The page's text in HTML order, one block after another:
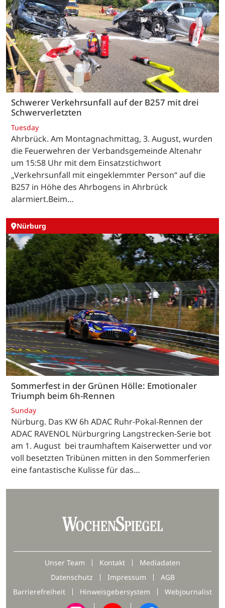
Schwerer Verkehrsunfall auf der B257 mit drei
Schwerverletzten
Tuesday
Ahrbrück. Am Montagnachmittag, 3. August, wurden
die Feuerwehren der Verbandsgemeinde Altenahr
um 15:58 Uhr mit dem Einsatzstichwort
„Verkehrsunfall mit eingeklemmter Person“ auf die
B257 in Höhe des Ahrbogens in Ahrbrück
alarmiert.Beim…
Nürburg
Sommerfest in der Grünen Hölle: Emotionaler
Triumph beim 6h-Rennen
Sunday
Nürburg. Das KW 6h ADAC Ruhr-Pokal-Rennen der
ADAC RAVENOL Nürburgring Langstrecken-Serie bot
am 1. August bei traumhaftem Kaiserwetter und vor
voll besetzten Tribünen mitten in den Sommerferien
eine fantastische Kulisse für das…
Unser Team Kontakt
Mediadaten
Datenschutz
Impressum
AGB
Barrierefreiheit
Hinweisgebersystem Webjournalist